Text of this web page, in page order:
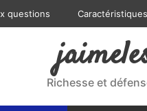
questions Caractéristiques
Richesse et